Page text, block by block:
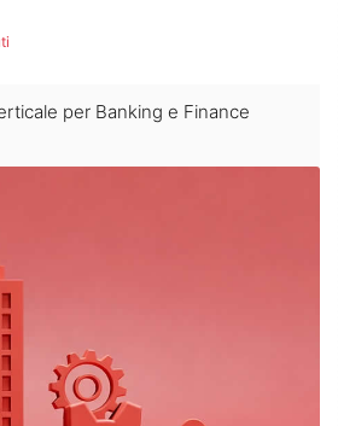
per Banking e Finance